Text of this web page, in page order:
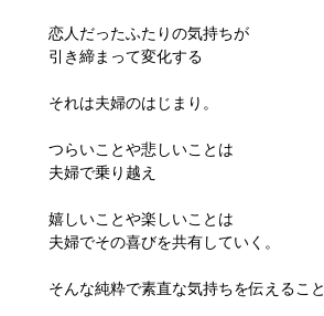
恋人だったふたりの気持ちが
引き締まって変化する
それは夫婦のはじまり。
つらいことや悲しいことは
夫婦で乗り越え
嬉しいことや楽しいことは
夫婦でその喜びを共有していく。
そんな純粋で素直な気持ちを伝えること